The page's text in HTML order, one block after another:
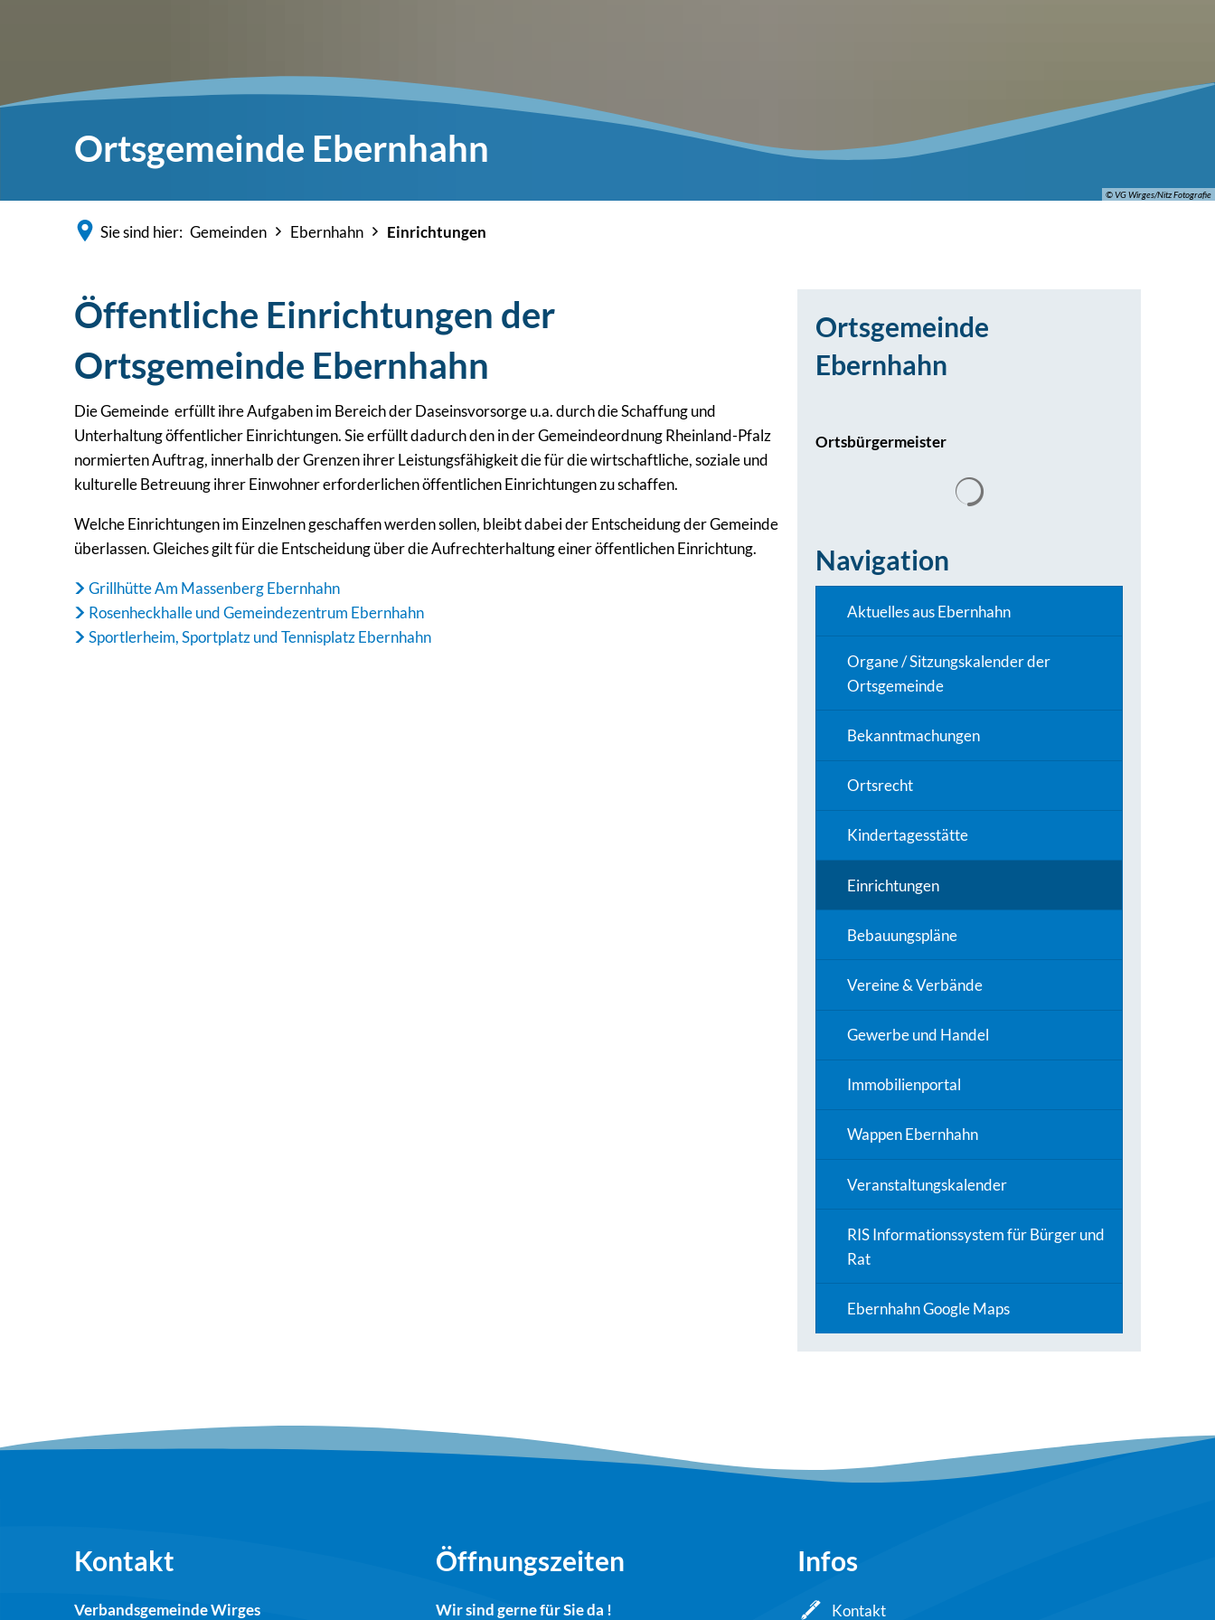
© VG Wirges/Nitz Fotografie
Ortsgemeinde Ebernhahn
Sie sind hier: Gemeinden Ebernhahn Einrichtungen
Öffentliche Einrichtungen der
Ortsgemeinde Ebernhahn
Die Gemeinde erfüllt ihre Aufgaben im Bereich der Daseinsvorsorge u.a. durch die Schaffung und
Unterhaltung öffentlicher Einrichtungen. Sie erfüllt dadurch den in der Gemeindeordnung Rheinland-Pfalz
normierten Auftrag, innerhalb der Grenzen ihrer Leistungsfähigkeit die für die wirtschaftliche, soziale und
kulturelle Betreuung ihrer Einwohner erforderlichen öffentlichen Einrichtungen zu schaffen.
Welche Einrichtungen im Einzelnen geschaffen werden sollen, bleibt dabei der Entscheidung der Gemeinde
überlassen. Gleiches gilt für die Entscheidung über die Aufrechterhaltung einer öffentlichen Einrichtung.
Grillhütte Am Massenberg Ebernhahn
Rosenheckhalle und Gemeindezentrum Ebernhahn
Sportlerheim, Sportplatz und Tennisplatz Ebernhahn
Ortsgemeinde
Ebernhahn
Ortsbürgermeister
Navigation
Aktuelles aus Ebernhahn
Organe / Sitzungskalender der
Ortsgemeinde
Bekanntmachungen
Ortsrecht
Kindertagesstätte
Einrichtungen
Bebauungspläne
Vereine & Verbände
Gewerbe und Handel
Immobilienportal
Wappen Ebernhahn
Veranstaltungskalender
RIS Informationssystem für Bürger und
Rat
Ebernhahn Google Maps
Kontakt
Verbandsgemeinde Wirges
Öffnungszeiten
Wir sind gerne für Sie da !
Infos
Kontakt